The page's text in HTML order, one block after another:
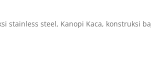
stainless steel, Kanopi Kaca, konstruksi